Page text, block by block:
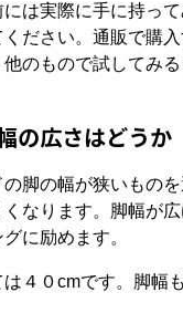
は実際に手に持っ
ださい。通販で購
のもので試してみ
の広さはどうか
脚の幅が狭いもの
くなります。脚幅が
に励めます。
４０cmです。脚幅